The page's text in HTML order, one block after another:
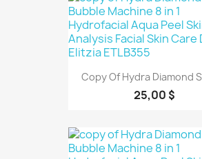
Copy Of Hydra Diamond
25,00 $